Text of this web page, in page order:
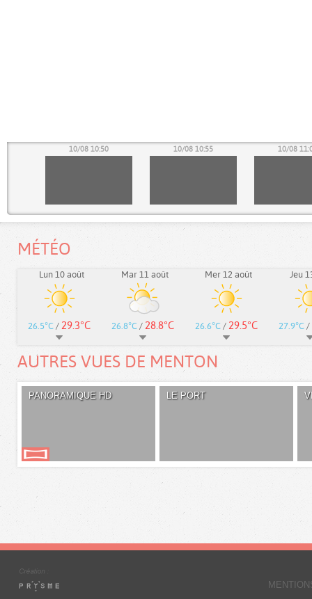
10/08 10:50 10/08 10:55 10/08
MÉTÉO
Lun 10 août
26.5°C / 29.3°C
Mar 11 août
26.8°C / 28.8°C
Mer 12 août
26.6°C / 29.5°C
Jeu
27.9°C /
AUTRES VUES DE MENTON
PANORAMIQUE HD LE PORT